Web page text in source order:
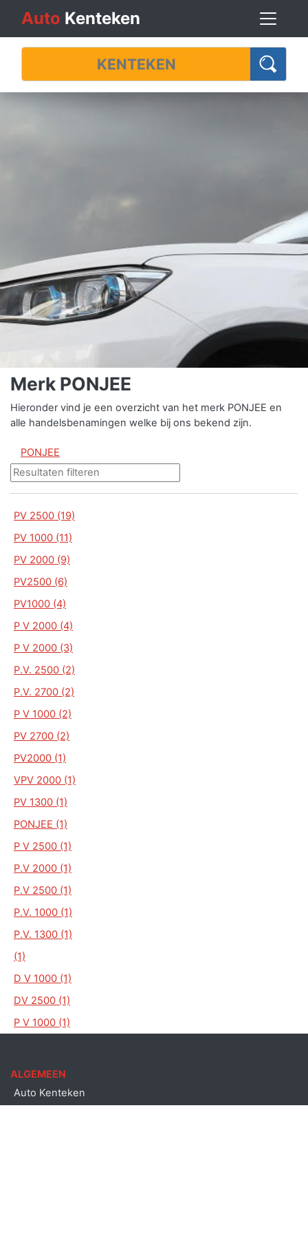
Auto Kenteken
Merk PONJEE
Hieronder vind je een overzicht van het merk PONJEE en
alle handelsbenamingen welke bij ons bekend zijn.
PONJEE
PV 2500 (19)
PV 1000 (11)
PV 2000 (9)
PV2500 (6)
PV1000 (4)
P V 2000 (4)
P V 2000 (3)
P.V. 2500 (2)
P.V. 2700 (2)
P V 1000 (2)
PV 2700 (2)
PV2000 (1)
VPV 2000 (1)
PV 1300 (1)
PONJEE (1)
P V 2500 (1)
P.V 2000 (1)
P.V 2500 (1)
P.V. 1000 (1)
P.V. 1300 (1)
(1)
D V 1000 (1)
DV 2500 (1)
P V 1000 (1)
ALGEMEEN
Auto Kenteken